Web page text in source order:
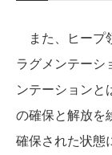
また、ヒープ
ラグメンテーシ
ンテーションと
の確保と解放を
確保された状態